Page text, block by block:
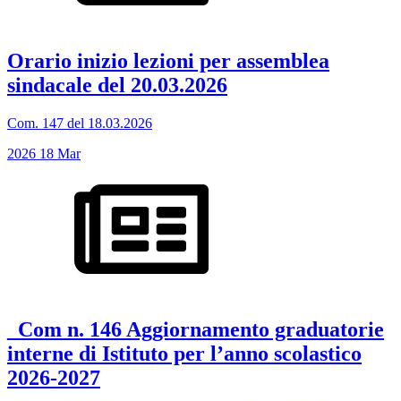
Orario inizio lezioni per assemblea
sindacale del 20.03.2026
Com. 147 del 18.03.2026
2026 18 Mar
_Com n. 146 Aggiornamento graduatorie
interne di Istituto per l’anno scolastico
2026-2027